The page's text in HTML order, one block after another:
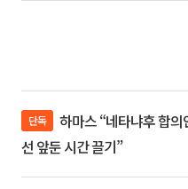
단독
선 앞둔 시간 끌기”